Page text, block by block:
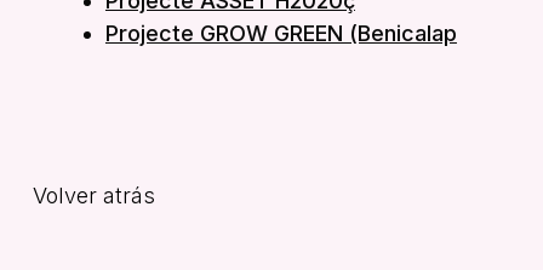
Projecte GROW GREEN (Benicalap
Volver atrás